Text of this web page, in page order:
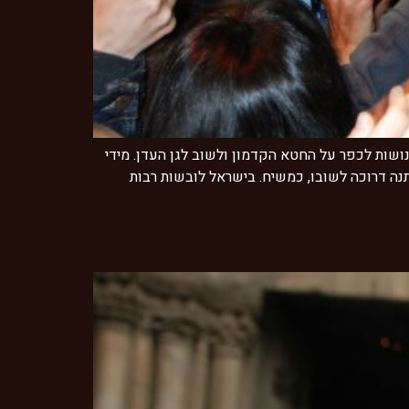
לכפר על החטא הקדמון ולשוב לגן העדן. מידי
דרוכה לשובו, כמשיח. בישראל לובשות רבות